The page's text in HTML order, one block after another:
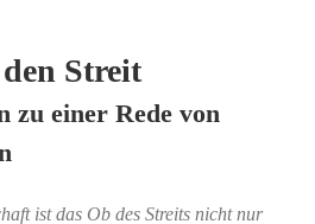
Streit
zu einer Rede von
ist das Ob des Streits nicht nur